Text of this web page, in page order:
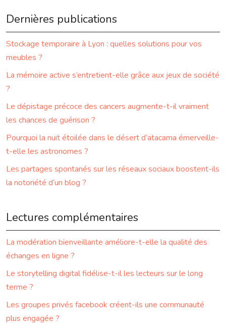
Dernières publications
Stockage temporaire à Lyon : quelles solutions pour vos
meubles ?
La mémoire active s’entretient-elle grâce aux jeux de société
?
Le dépistage précoce des cancers augmente-t-il vraiment
les chances de guérison ?
Pourquoi la nuit étoilée dans le désert d’atacama émerveille-
t-elle les astronomes ?
Les partages spontanés sur les réseaux sociaux boostent-ils
la notoriété d’un blog ?
Lectures complémentaires
La modération bienveillante améliore-t-elle la qualité des
échanges en ligne ?
Le storytelling digital fidélise-t-il les lecteurs sur le long
terme ?
Les groupes privés facebook créent-ils une communauté
plus engagée ?